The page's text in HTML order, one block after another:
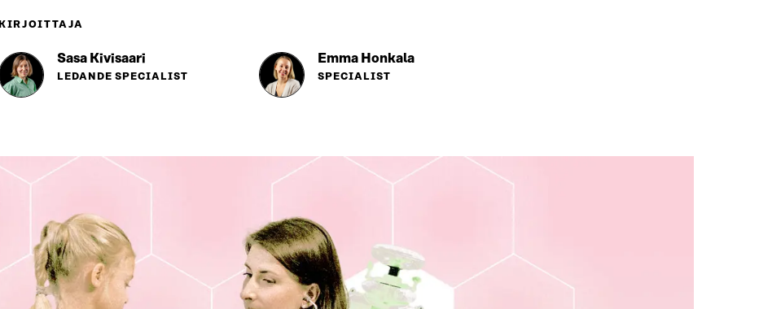
KIRJOITTAJA
Sasa Kivisaari
LEDANDE SPECIALIST
Emma Honkala
SPECIALIST